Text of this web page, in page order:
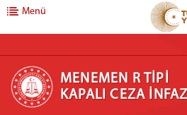
MENEMEN R TİPİ KAPALI CEZA
Menü
MENEMEN R TİPİ
KAPALI CEZA